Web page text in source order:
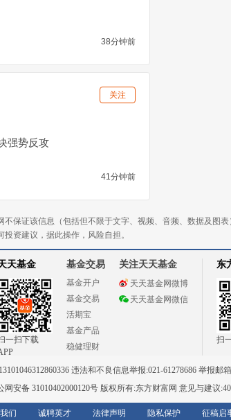
38分钟前
关注
强势反攻
41分钟前
保证该信息（包括但不限于文字、视频、音频、数据及图
资建议，据此操作，风险自担。
天基金
一扫下载
基金交易
基金开户
基金交易
活期宝
基金产品
稳健理财
关注天天基金
天天基金网微博
天天基金网微信
东
扫
违法和不良信息举报:021-61278686 举报邮箱
网安备 31010402000120号版权所有:东方财富网 意见与建议
们 诚聘英才 法律声明 隐私保护 征稿启